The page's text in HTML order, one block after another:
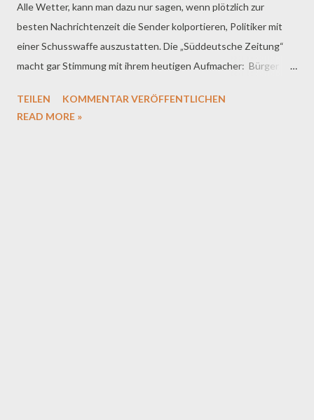
Alle Wetter, kann man dazu nur sagen, wenn plötzlich zur
besten Nachrichtenzeit die Sender kolportieren, Politiker mit
einer Schusswaffe auszustatten. Die „Süddeutsche Zeitung“
macht gar Stimmung mit ihrem heutigen Aufmacher: Bürger
Landscheidt, Bürgermeisters von Kamp-Lintfort. Und der
TEILEN
KOMMENTAR VERÖFFENTLICHEN
READ MORE »